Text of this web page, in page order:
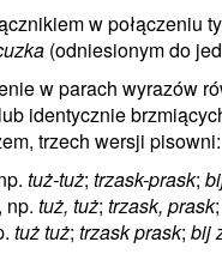
w połączeniu
(odniesionym do
w parach wyrazów
identycznie
trzech wersji pisowni:
tuż-tuż; trzask-prask;
np. tuż, tuż; trzask, prask;
tuż tuż; trzask prask; bij